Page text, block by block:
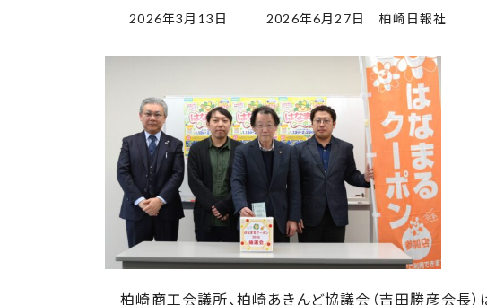
2026年3月13日
最
更
時
:
2026年6月27日 柏崎日報社
柏崎商工会議所、柏崎あきんど協議会（吉田勝彦会長）